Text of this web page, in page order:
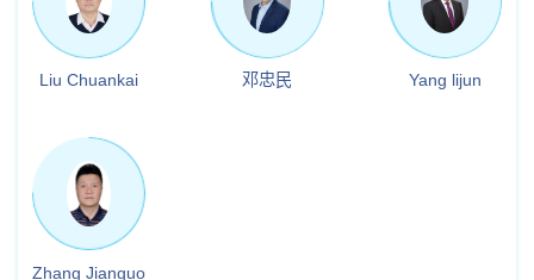
Liu Chuankai 邓忠民 Yang lijun
Zhang Jianguo